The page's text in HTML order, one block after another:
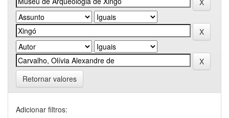
Retornar valores
Adicionar filtros: